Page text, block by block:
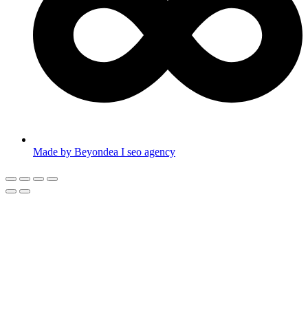
Made by Beyondea I seo agency